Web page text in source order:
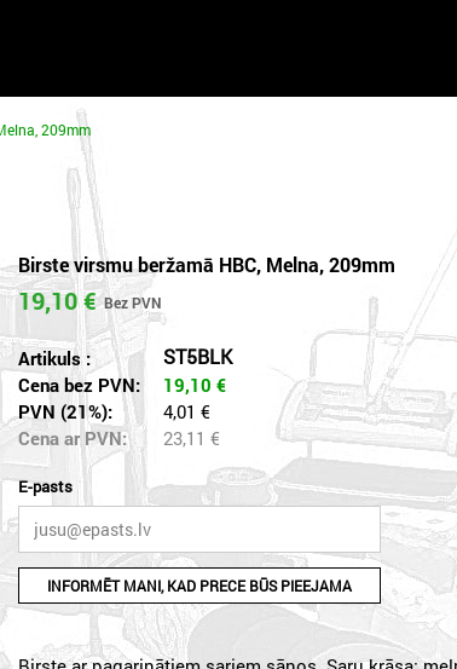
209mm
Birste virsmu beržamā HBC, Melna, 209mm
19,10 €
Artikuls : ST5BLK
Cena bez PVN: 19,10 €
PVN (21%):
4,01 €
Cena ar PVN:
23,11 €
E-pasts
INFORMĒT MANI, KAD PRECE BŪS PIEEJAMA